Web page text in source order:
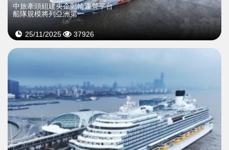
中旅牽頭組建央企郵輪運營平台
船隊規模將列亞洲第一
25/11/2025 37926